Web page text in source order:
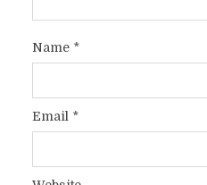
Name *
Email *